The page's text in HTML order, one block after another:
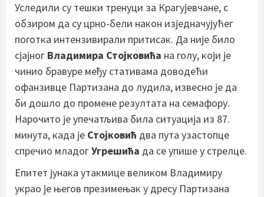
Уследили су тешки тренуци за Крагујевчане, с
обзиром да су црно-бели након изједначујућег
поготка интензивирали притисак. Да није било
сјајног Владимира Стојковића на голу, који је
чинио бравуре међу стативама доводећи
офанзивце Партизана до лудила, извесно је да
би дошло до промене резултата на семафору.
Нарочито је упечатљива била ситуација из 87.
минута, када је Стојковић два пута узастопце
спречио младогУгрешића да се упише у стрелце.
Епитет јунака утакмице великом Владимиру
украо је његов презимењак у дресу Партизана